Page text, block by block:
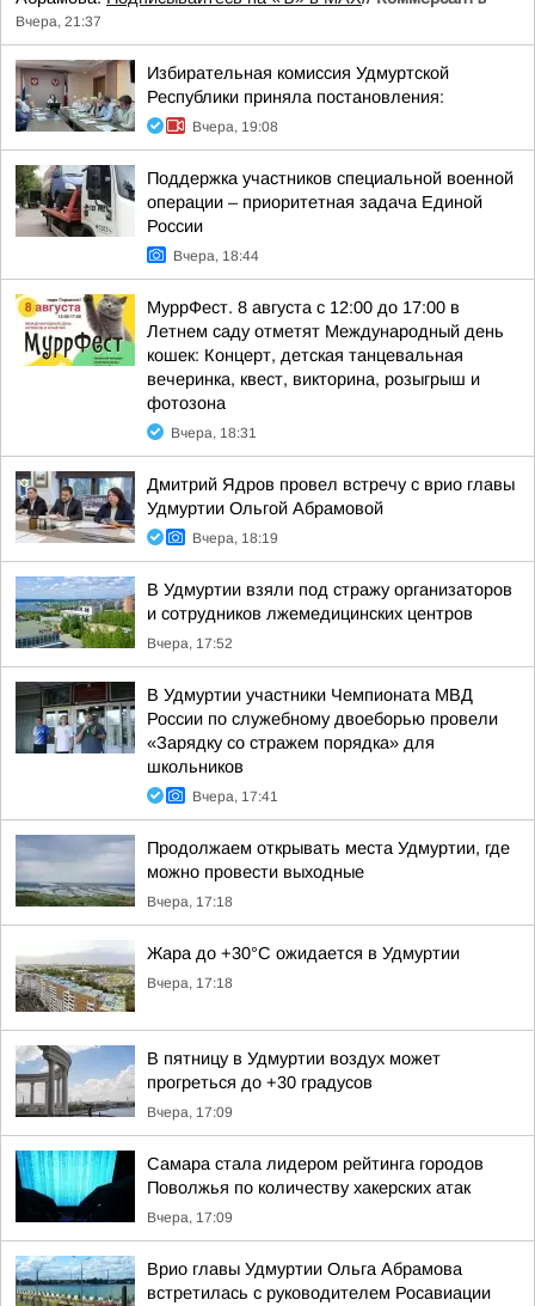
Вчера, 21:37
Избирательная комиссия Удмуртской
Республики приняла постановления:
Вчера, 19:08
Поддержка участников специальной военной
операции – приоритетная задача Единой
России
Вчера, 18:44
МуррФест. 8 августа с 12:00 до 17:00 в
Летнем саду отметят Международный день
кошек: Концерт, детская танцевальная
вечеринка, квест, викторина, розыгрыш и
фотозона
Вчера, 18:31
Дмитрий Ядров провел встречу с врио главы
Удмуртии Ольгой Абрамовой
Вчера, 18:19
В Удмуртии взяли под стражу организаторов
и сотрудников лжемедицинских центров
Вчера, 17:52
В Удмуртии участники Чемпионата МВД
России по служебному двоеборью провели
«Зарядку со стражем порядка» для
школьников
Вчера, 17:41
Продолжаем открывать места Удмуртии, где
можно провести выходные
Вчера, 17:18
Жара до +30°С ожидается в Удмуртии
Вчера, 17:18
В пятницу в Удмуртии воздух может
прогреться до +30 градусов
Вчера, 17:09
Самара стала лидером рейтинга городов
Поволжья по количеству хакерских атак
Вчера, 17:09
Врио главы Удмуртии Ольга Абрамова
встретилась с руководителем Росавиации